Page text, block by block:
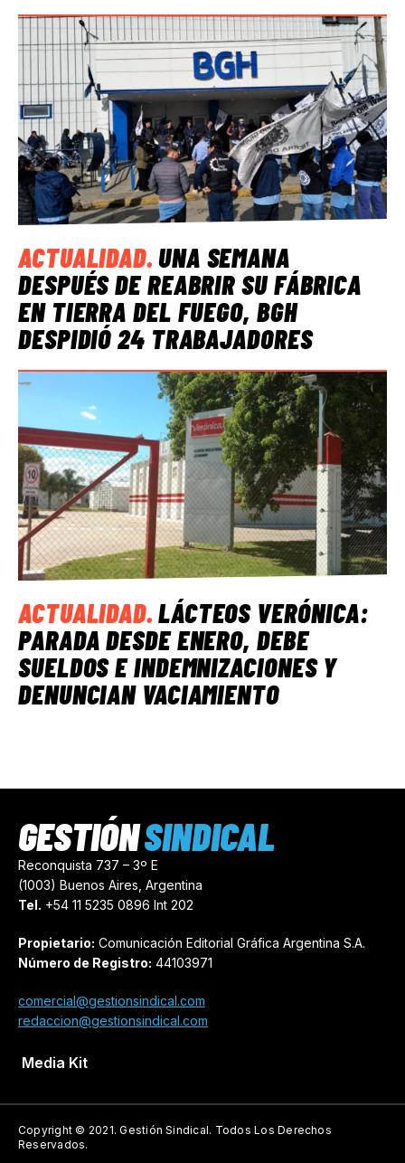
ACTUALIDAD.UNA SEMANA
DESPUÉS DE REABRIR SU FÁBRICA
EN TIERRA DEL FUEGO, BGH
DESPIDIÓ 24 TRABAJADORES
ACTUALIDAD.LÁCTEOS VERÓNICA:
PARADA DESDE ENERO, DEBE
SUELDOS E INDEMNIZACIONES Y
DENUNCIAN VACIAMIENTO
Reconquista 737 – 3º E
(1003) Buenos Aires, Argentina
Tel. +54 11 5235 0896 Int 202
Propietario: Comunicación Editorial Gráfica Argentina S.A.
Número de Registro: 44103971
comercial@gestionsindical.com
redaccion@gestionsindical.com
Media Kit
GESTIÓNSINDICAL
Copyright © 2021.Gestión Sindical. Todos Los Derechos
Reservados.